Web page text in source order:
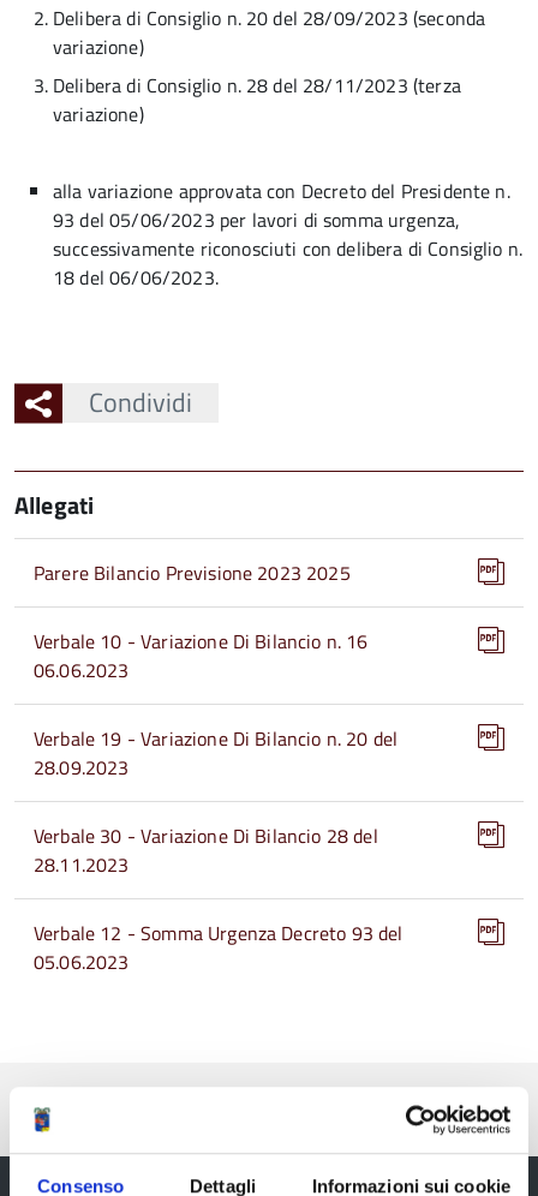
Consenso Dettagli Informazioni sui cookie
Delibera di Consiglio n. 20 del 28/09/2023 (seconda
variazione)
Delibera di Consiglio n. 28 del 28/11/2023 (terza
variazione)
alla variazione approvata con Decreto del Presidente n.
93 del 05/06/2023 per lavori di somma urgenza,
successivamente riconosciuti con delibera di Consiglio n.
18 del 06/06/2023.
Condividi
Allegati
Parere Bilancio Previsione 2023 2025
Verbale 10 - Variazione Di Bilancio n. 16
06.06.2023
Verbale 19 - Variazione Di Bilancio n. 20 del
28.09.2023
Verbale 30 - Variazione Di Bilancio 28 del
28.11.2023
Verbale 12 - Somma Urgenza Decreto 93 del
05.06.2023
Ultima modifica: 25 Giugno 2024